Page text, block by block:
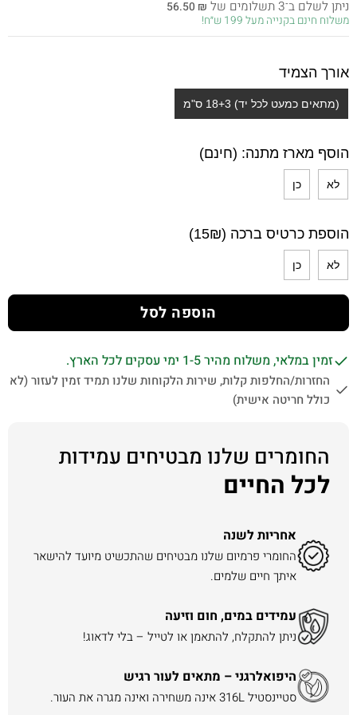
היה:
289.00 ₪.
הוא:
169.50 ₪.
ניתן לשלם ב־3 תשלומים של 56.50₪
משלוח חינם בקנייה מעל 199 ש״ח!
אורך הצמיד
(מתאים כמעט לכל יד) 18+3 ס"מ
הוסף מארז מתנה: (חינם)
לא כן
הוספת כרטיס ברכה (15₪)
לא כן
הוספה לסל
זמין במלאי, משלוח מהיר 1-5 ימי עסקים לכל הארץ.
החזרות/החלפות קלות, שירות הלקוחות שלנו תמיד זמין לעזור (לא
כולל חריטה אישית)
החומרים שלנו מבטיחים עמידות
לכל החיים
אחריות לשנה
החומרי פרמיום שלנו מבטיחים שהתכשיט מיועד להישאר
איתך חיים שלמים.
עמידים במים, חום וזיעה
ניתן להתקלח, להתאמן או לטייל – בלי לדאוג!
היפואלרגני – מתאים לעור רגיש
סטיינסטיל 316L אינה משחירה ואינה מגרה את העור.